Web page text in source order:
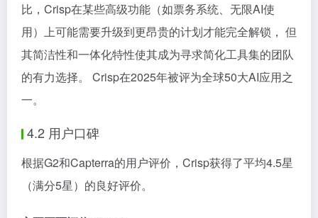
比，Crisp在某些高级功能（如票务系统、无限AI使
用）上可能需要升级到更昂贵的计划才能完全解锁， 但
其简洁性和一体化特性使其成为寻求简化工具集的团队
的有力选择。 Crisp在2025年被评为全球50大AI应用之
一。
4.2 用户口碑
根据G2和Capterra的用户评价，Crisp获得了平均4.5星
（满分5星）的良好评价。